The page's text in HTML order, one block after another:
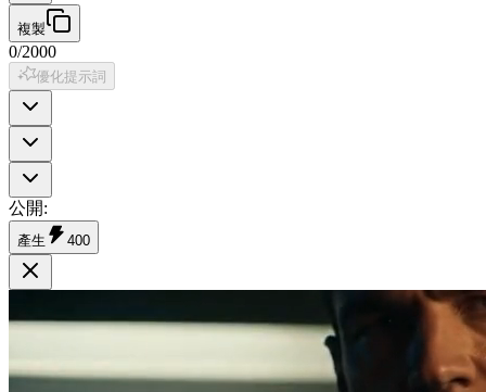
複製
0/2000
優化提示詞
公開:
產生 400